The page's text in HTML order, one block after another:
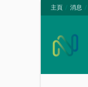
主頁 消息